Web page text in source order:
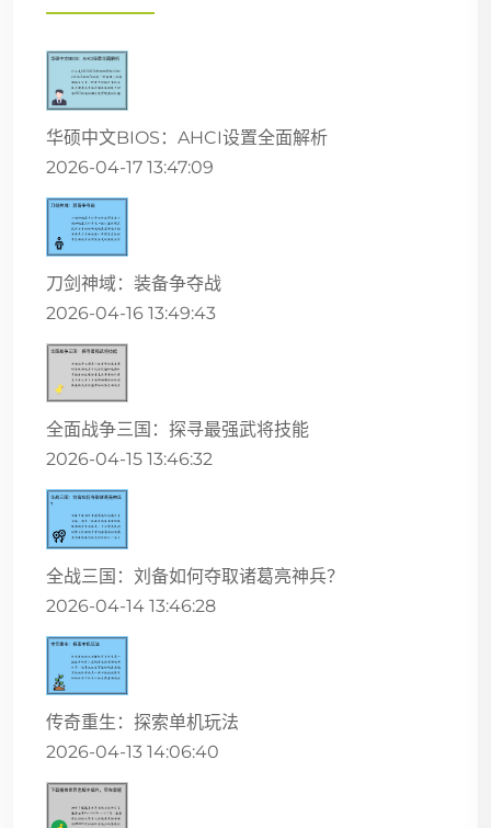
华硕中文BIOS：AHCI设置全面解析
2026-04-17 13:47:09
刀剑神域：装备争夺战
2026-04-16 13:49:43
全面战争三国：探寻最强武将技能
2026-04-15 13:46:32
全战三国：刘备如何夺取诸葛亮神兵？
2026-04-14 13:46:28
传奇重生：探索单机玩法
2026-04-13 14:06:40